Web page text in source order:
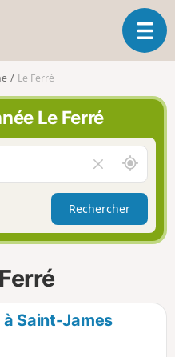
O
u
l
a
i
g
o
Le Ferré
Le Ferré
i
d
e
r
l
a
m
A
u
t
u
r
Rechercher
à Saint-James